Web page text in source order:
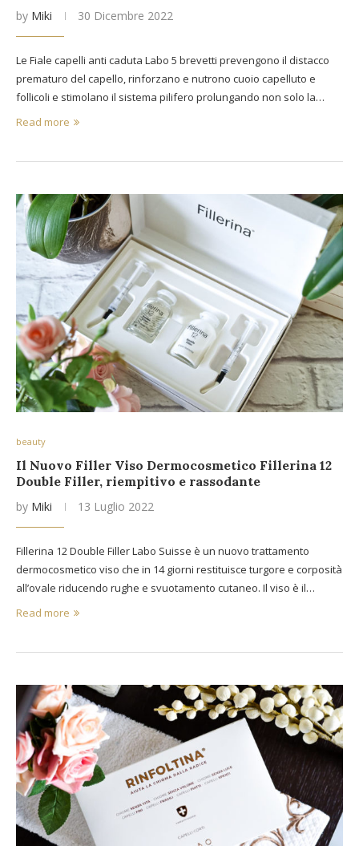
by Miki 30 Dicembre 2022
Le Fiale capelli anti caduta Labo 5 brevetti prevengono il distacco
prematuro del capello, rinforzano e nutrono cuoio capelluto e
follicoli e stimolano il sistema pilifero prolungando non solo la…
Read more
beauty
Il Nuovo Filler Viso Dermocosmetico Fillerina 12
Double Filler, riempitivo e rassodante
by Miki 13 Luglio 2022
Fillerina 12 Double Filler Labo Suisse è un nuovo trattamento
dermocosmetico viso che in 14 giorni restituisce turgore e corposità
all’ovale riducendo rughe e svuotamento cutaneo. Il viso è il…
Read more